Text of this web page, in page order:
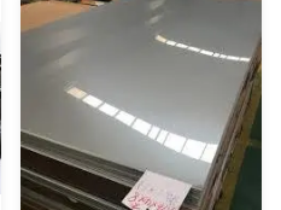
uniform frosted finish that
combines elegance with
durability. Its ...